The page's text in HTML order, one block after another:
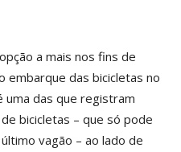
a mais nos fins de
embarque das bicicletas no
das que registram
bicicletas – que só pode
vagão – ao lado de